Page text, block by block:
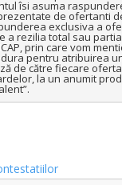
îsi asuma
de ofertanti
exclusiva a
rezilia total sau
prin care vom
pentru atribuirea
de către fiecare
la un anumit